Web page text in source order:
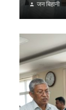
जन बिहानी